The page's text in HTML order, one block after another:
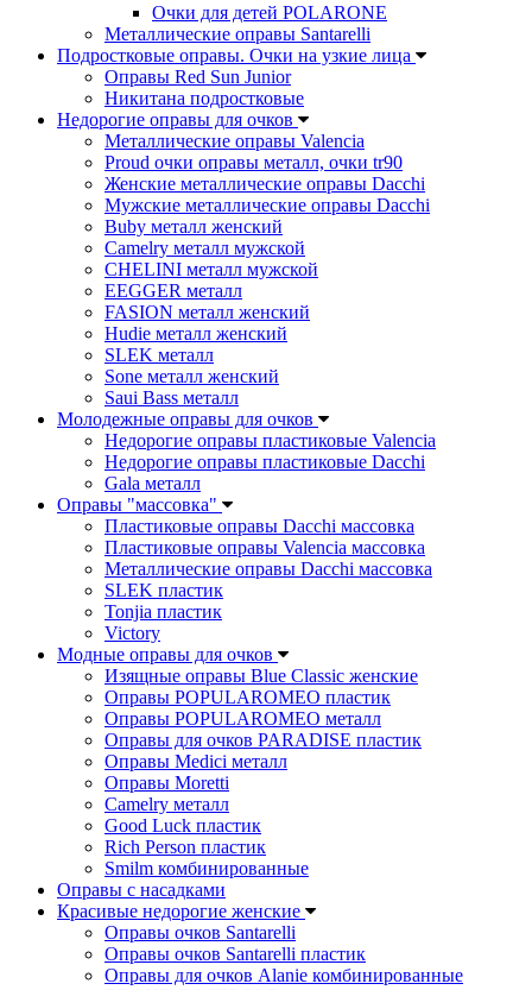
Очки для детей POLARONE
Металлические оправы Santarelli
Подростковые оправы. Очки на узкие лица
Оправы Red Sun Junior
Никитана подростковые
Недорогие оправы для очков
Металлические оправы Valencia
Proud очки оправы металл, очки tr90
Женские металлические оправы Dacchi
Мужские металлические оправы Dacchi
Buby металл женский
Camelry металл мужской
CHELINI металл мужской
EEGGER металл
FASION металл женский
Hudie металл женский
SLEK металл
Sone металл женский
Saui Bass металл
Молодежные оправы для очков
Недорогие оправы пластиковые Valencia
Недорогие оправы пластиковые Dacchi
Gala металл
Оправы "массовка"
Пластиковые оправы Dacchi массовка
Пластиковые оправы Valencia массовка
Металлические оправы Dacchi массовка
SLEK пластик
Tonjia пластик
Victory
Модные оправы для очков
Изящные оправы Blue Classic женские
Оправы POPULAROMEO пластик
Оправы POPULAROMEO металл
Оправы для очков PARADISE пластик
Оправы Medici металл
Оправы Moretti
Camelry металл
Good Luck пластик
Rich Person пластик
Smilm комбинированные
Оправы с насадками
Красивые недорогие женские
Оправы очков Santarelli
Оправы очков Santarelli пластик
Оправы для очков Alanie комбинированные